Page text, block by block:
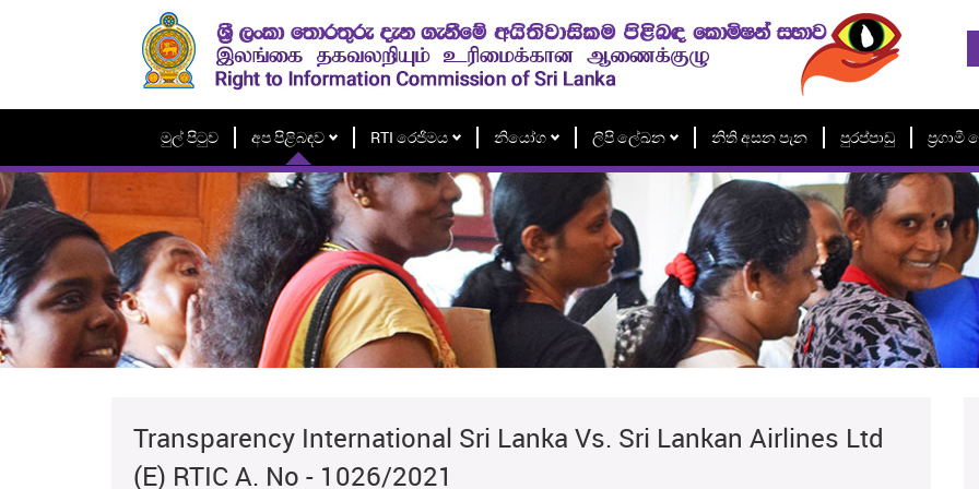
මුල් පිටුව අප පිළිබඳව RTI රෙජිමය නියෝග ලිපි ලේඛන නිති අසන පැන පුරප්පාඩු ප්‍රගාමී
Transparency International Sri Lanka Vs. Sri Lankan Airlines Ltd
(E) RTIC A. No - 1026/2021